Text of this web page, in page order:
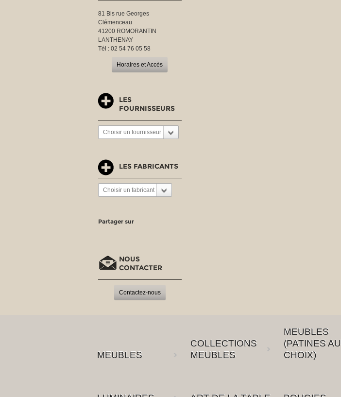
81 Bis rue Georges
Clémenceau
41200 ROMORANTIN
LANTHENAY
Tél : 02 54 76 05 58
Horaires et Accès
LES
FOURNISSEURS
Choisir un fournisseur
LES FABRICANTS
Choisir un fabricant
Partager sur
NOUS
CONTACTER
Contactez-nous
MEUBLES
COLLECTIONS
MEUBLES
MEUBLES
(PATINES AU
CHOIX)